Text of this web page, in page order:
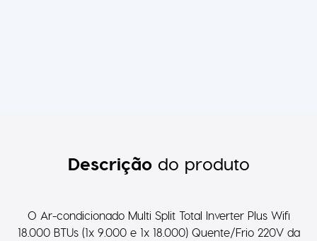
Descriçãodo produto
O Ar-condicionado Multi Split Total Inverter Plus Wifi